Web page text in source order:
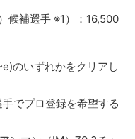
補選手 ※1）：16,500
のいずれかをクリアし
でプロ登録を希望する